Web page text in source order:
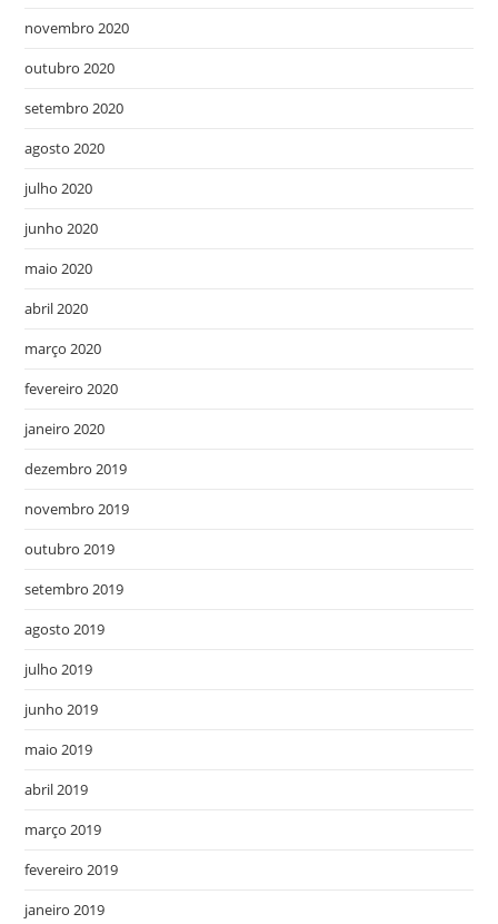
novembro 2020
outubro 2020
setembro 2020
agosto 2020
julho 2020
junho 2020
maio 2020
abril 2020
março 2020
fevereiro 2020
janeiro 2020
dezembro 2019
novembro 2019
outubro 2019
setembro 2019
agosto 2019
julho 2019
junho 2019
maio 2019
abril 2019
março 2019
fevereiro 2019
janeiro 2019